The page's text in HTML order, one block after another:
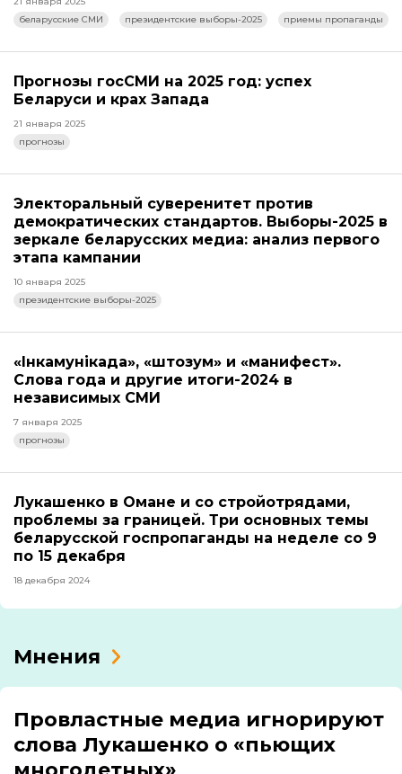
беларусские СМИ
президентские выборы-2025 приемы пропаганды
Прогнозы госСМИ на 2025 год: успех
Беларуси и крах Запада
21 января 2025
прогнозы
Электоральный суверенитет против
демократических стандартов. Выборы-2025 в
зеркале беларусских медиа: анализ первого
этапа кампании
10 января 2025
президентские выборы-2025
«Інкамунікада», «штозум» и «манифест».
Слова года и другие итоги-2024 в
независимых СМИ
7 января 2025
прогнозы
Лукашенко в Омане и со стройотрядами,
проблемы за границей. Три основных темы
беларусской госпропаганды на неделе со 9
по 15 декабря
18 декабря 2024
Мнения
Провластные медиа игнорируют
слова Лукашенко о «пьющих